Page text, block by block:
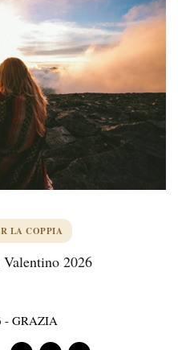
LA COPPIA
Valentino 2026
- GRAZIA